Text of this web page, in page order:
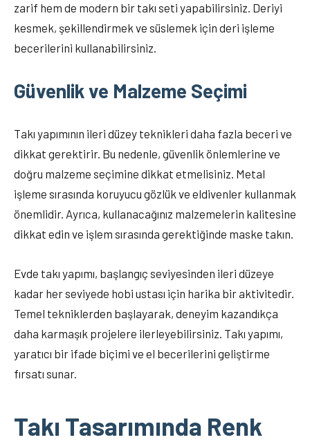
zarif hem de modern bir takı seti yapabilirsiniz. Deriyi
kesmek, şekillendirmek ve süslemek için deri işleme
becerilerini kullanabilirsiniz.
Güvenlik ve Malzeme Seçimi
Takı yapımının ileri düzey teknikleri daha fazla beceri ve
dikkat gerektirir. Bu nedenle, güvenlik önlemlerine ve
doğru malzeme seçimine dikkat etmelisiniz. Metal
işleme sırasında koruyucu gözlük ve eldivenler kullanmak
önemlidir. Ayrıca, kullanacağınız malzemelerin kalitesine
dikkat edin ve işlem sırasında gerektiğinde maske takın.
Evde takı yapımı, başlangıç seviyesinden ileri düzeye
kadar her seviyede hobi ustası için harika bir aktivitedir.
Temel tekniklerden başlayarak, deneyim kazandıkça
daha karmaşık projelere ilerleyebilirsiniz. Takı yapımı,
yaratıcı bir ifade biçimi ve el becerilerini geliştirme
fırsatı sunar.
Takı Tasarımında Renk